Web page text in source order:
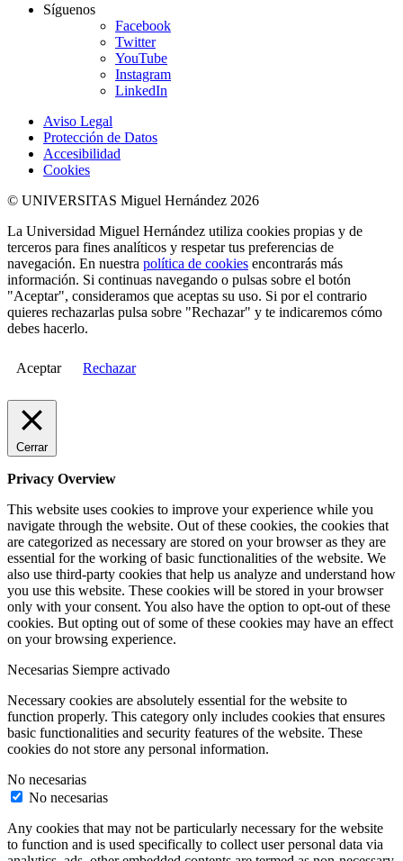
Síguenos
Facebook
Twitter
YouTube
Instagram
LinkedIn
Aviso Legal
Protección de Datos
Accesibilidad
Cookies
© UNIVERSITAS Miguel Hernández 2026
La Universidad Miguel Hernández utiliza cookies propias y de
terceros para fines analíticos y respetar tus preferencias de
navegación. En nuestra política de cookies encontrarás más
información. Si continuas navegando o pulsas sobre el botón
"Aceptar", consideramos que aceptas su uso. Si por el contrario
quieres rechazarlas pulsa sobre "Rechazar" y te indicaremos cómo
debes hacerlo.
Aceptar Rechazar
Cerrar
Privacy Overview
This website uses cookies to improve your experience while you
navigate through the website. Out of these cookies, the cookies that
are categorized as necessary are stored on your browser as they are
essential for the working of basic functionalities of the website. We
also use third-party cookies that help us analyze and understand how
you use this website. These cookies will be stored in your browser
only with your consent. You also have the option to opt-out of these
cookies. But opting out of some of these cookies may have an effect
on your browsing experience.
Necesarias Siempre activado
Necessary cookies are absolutely essential for the website to
function properly. This category only includes cookies that ensures
basic functionalities and security features of the website. These
cookies do not store any personal information.
No necesarias
No necesarias
Any cookies that may not be particularly necessary for the website
to function and is used specifically to collect user personal data via